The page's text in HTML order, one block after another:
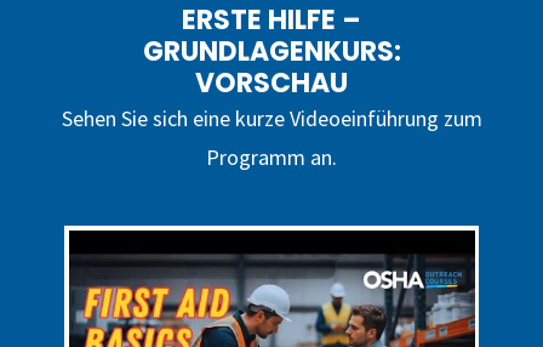
ERSTE HILFE –
GRUNDLAGENKURS:
VORSCHAU
Sehen Sie sich eine kurze Videoeinführung zum
Programm an.